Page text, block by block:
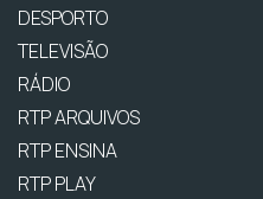
DESPORTO
TELEVISÃO
RÁDIO
RTP ARQUIVOS
RTP ENSINA
RTP PLAY